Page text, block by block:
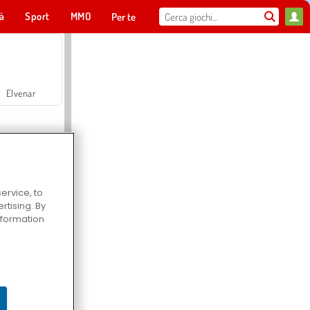
Sport MMO Per te
Elvenar
to
By